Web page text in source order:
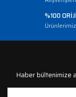
%100
Haber bültenimize